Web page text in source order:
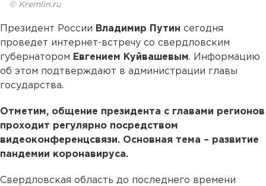
© Kremlin.ru
Президент России Владимир Путин сегодня
проведет интернет-встречу со свердловским
губернатором Евгением Куйвашевым. Информацию
об этом подтверждают в администрации главы
государства.
Отметим, общение президента с главами регионов
проходит регулярно посредством
видеоконференцсвязи. Основная тема – развитие
пандемии коронавируса.
Свердловская область до последнего времени